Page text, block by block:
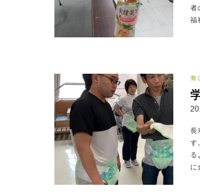
者
福
働く
長
す
る
に